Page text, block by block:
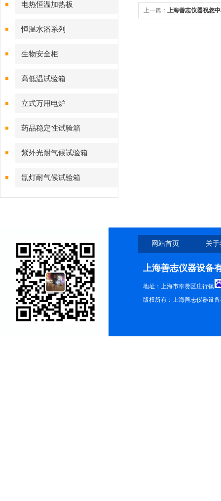
电热恒温加热板
恒温水浴系列
生物安全柜
高低温试验箱
立式万用电炉
药品稳定性试验箱
紫外光耐气候试验箱
氙灯耐气候试验箱
上一篇： 上海善志仪器祝您
网站首页 关
上海善志仪器设备
地址：上海市奉贤区庄行镇
版权所有：上海善志仪器设